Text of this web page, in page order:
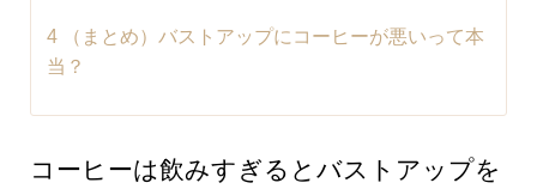
4 （まとめ）バストアップにコーヒーが悪いって本
当？
コーヒーは飲みすぎるとバストアップを